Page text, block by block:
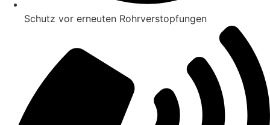
Schutz vor erneuten Rohrverstopfungen